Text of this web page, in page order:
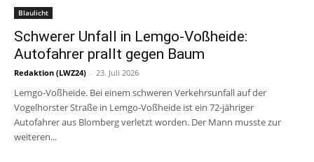
Blaulicht
Schwerer Unfall in Lemgo-Voßheide:
Autofahrer prallt gegen Baum
Redaktion (LWZ24) - 23. Juli 2026
Lemgo-Voßheide. Bei einem schweren Verkehrsunfall auf der
Vogelhorster Straße in Lemgo-Voßheide ist ein 72-jähriger
Autofahrer aus Blomberg verletzt worden. Der Mann musste zur
weiteren...